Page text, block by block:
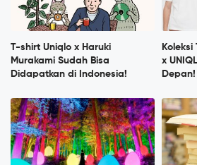
T-shirt Uniqlo x Haruki
Murakami Sudah Bisa
Didapatkan di Indonesia!
x
Depan!